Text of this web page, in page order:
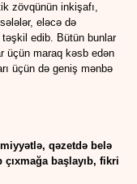
zövqünün inkişafı,
eləcə də
təşkil edib. Bütün bunlar
üçün maraq kəsb edən
üçün də geniş mənbə
qəzetdə belə
başlayıb, fikri